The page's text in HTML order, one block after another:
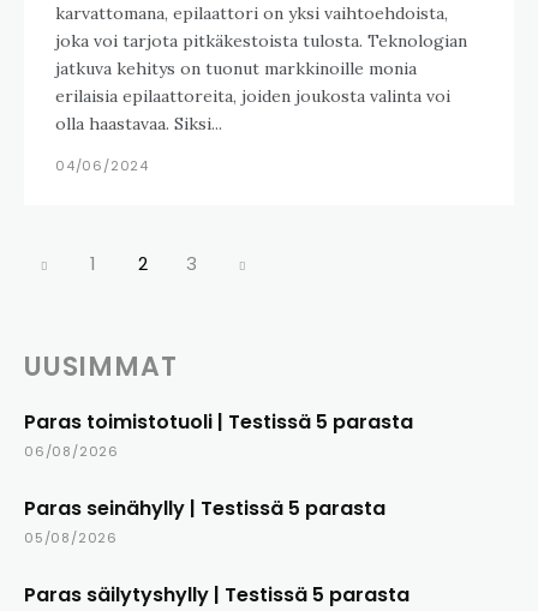
karvattomana, epilaattori on yksi vaihtoehdoista,
joka voi tarjota pitkäkestoista tulosta. Teknologian
jatkuva kehitys on tuonut markkinoille monia
erilaisia epilaattoreita, joiden joukosta valinta voi
olla haastavaa. Siksi...
04/06/2024
1 2 3
UUSIMMAT
Paras toimistotuoli | Testissä 5 parasta
06/08/2026
Paras seinähylly | Testissä 5 parasta
05/08/2026
Paras säilytyshylly | Testissä 5 parasta